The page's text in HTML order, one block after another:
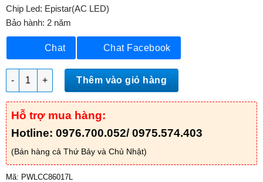
Chip Led: Epistar(AC LED)
Bảo hành: 2 năm
Chat Chat Facebook
Đèn sân vườn PWLCC số lượng
Thêm vào giỏ hàng
Hỗ trợ mua hàng:
Hotline: 0976.700.052/ 0975.574.403
(Bán hàng cả Thứ Bảy và Chủ Nhật)
Mã: PWLCC86017L